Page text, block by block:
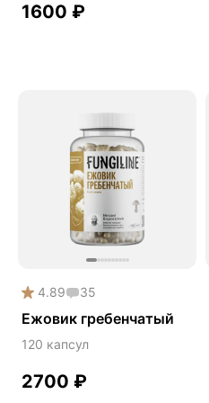
Бакопа Монье
Готу кола
Деменция
Детокс
Дикий ямс
Для волос
Зависимости
1600 ₽
4.89 35
Ежовик гребенчатый
120 капсул
2700 ₽